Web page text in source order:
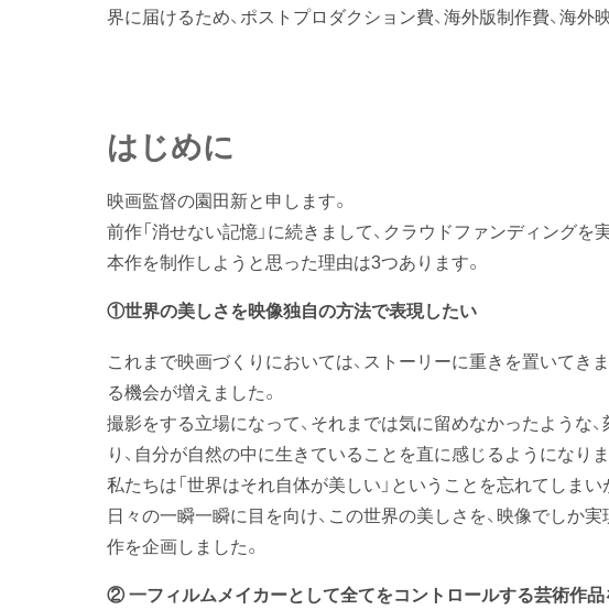
界に届けるため、ポストプロダクション費、海外版制作費、海外
はじめに
映画監督の園田新と申します。
前作「消せない記憶」に続きまして、クラウドファンディングを
本作を制作しようと思った理由は3つあります。
①世界の美しさを映像独自の方法で表現したい
これまで映画づくりにおいては、ストーリーに重きを置いてき
る機会が増えました。
撮影をする立場になって、それまでは気に留めなかったような
り、自分が自然の中に生きていることを直に感じるようになりま
私たちは「世界はそれ自体が美しい」ということを忘れてしまい
日々の一瞬一瞬に目を向け、この世界の美しさを、映像でしか
作を企画しました。
② 一フィルムメイカーとして全てをコントロールする芸術作品